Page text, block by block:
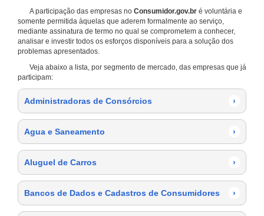
A participação das empresas no Consumidor.gov.br é voluntária e
somente permitida àquelas que aderem formalmente ao serviço,
mediante assinatura de termo no qual se comprometem a conhecer,
analisar e investir todos os esforços disponíveis para a solução dos
problemas apresentados.
Veja abaixo a lista, por segmento de mercado, das empresas que já
participam:
Administradoras de Consórcios ›
Agua e Saneamento ›
Aluguel de Carros ›
Bancos de Dados e Cadastros de Consumidores ›